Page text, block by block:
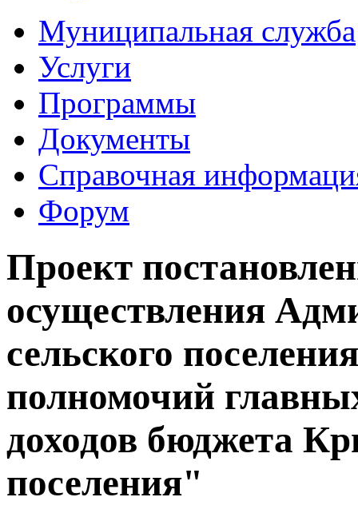
Муниципальная служба
Услуги
Программы
Документы
Справочная
Форум
Проект
осуществления
сельского
полномочий
доходов бюджета
поселения"